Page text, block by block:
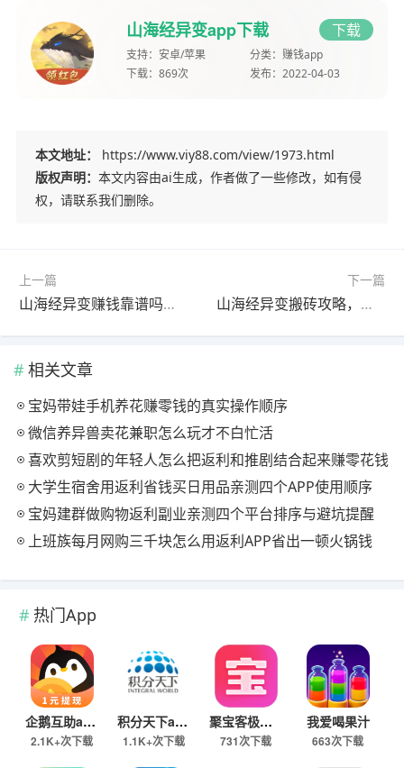
山海经异变app下载 下载
支持： 安卓/苹果 分类： 赚钱app
下载： 869次 发布： 2022-04-03
本文地址：
https://www.viy88.com/view/1973.html
版权声明： 本文内容由ai生成，作者做了一些修改，如有侵
权，请联系我们删除。
上一篇
山海经异变赚钱靠谱吗？实测30天，日入80+提现全过程
下一篇
山海经异变搬砖攻略，零氪日赚 60–120，适合长期稳定
相关文章
宝妈带娃手机养花赚零钱的真实操作顺序
微信养异兽卖花兼职怎么玩才不白忙活
喜欢剪短剧的年轻人怎么把返利和推剧结合起来赚零花钱
大学生宿舍用返利省钱买日用品亲测四个APP使用顺序
宝妈建群做购物返利副业亲测四个平台排序与避坑提醒
上班族每月网购三千块怎么用返利APP省出一顿火锅钱
热门App
企鹅互助app
2.1K+次下载
积分天下app
1.1K+次下载
聚宝客极速版
731次下载
我爱喝果汁
663次下载